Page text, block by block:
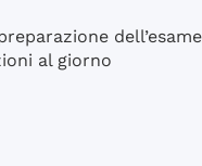
dell’esame
al giorno